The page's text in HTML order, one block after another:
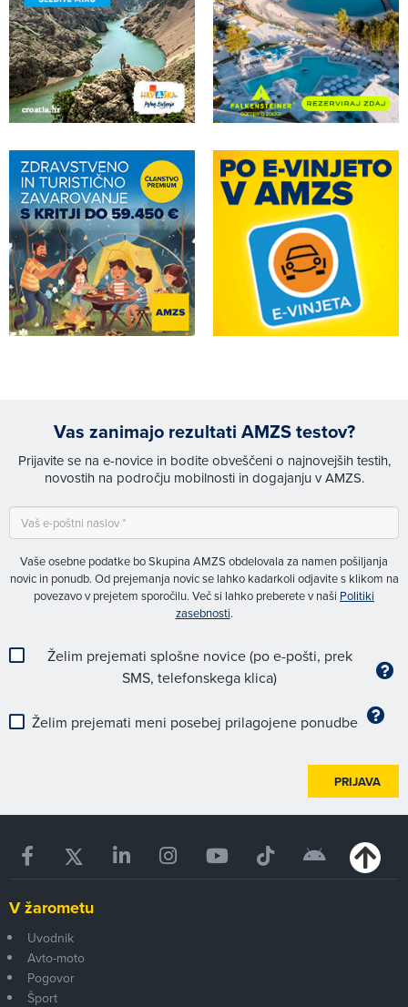
Vas zanimajo rezultati AMZS testov?
Prijavite se na e-novice in bodite obveščeni o najnovejših testih,
novostih na področju mobilnosti in dogajanju v AMZS.
Vaše osebne podatke bo Skupina AMZS obdelovala za namen pošiljanja
novic in ponudb. Od prejemanja novic se lahko kadarkoli odjavite s klikom na
povezavo v prejetem sporočilu. Več si lahko preberete v naši Politiki
zasebnosti.
Želim prejemati splošne novice (po e-pošti, prek
SMS, telefonskega klica)
Želim prejemati meni posebej prilagojene ponudbe
PRIJAVA
V žarometu
Uvodnik
Avto-moto
Pogovor
Šport